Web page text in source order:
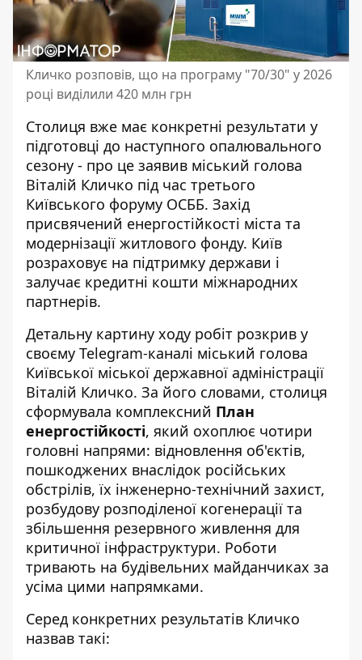
Кличко розповів, що на програму "70/30" у 2026
році виділили 420 млн грн
Столиця вже має конкретні результати у
підготовці до наступного опалювального
сезону - про це заявив міський голова
Віталій Кличко під час третього
Київського форуму ОСББ. Захід
присвячений енергостійкості міста та
модернізації житлового фонду. Київ
розраховує на підтримку держави і
залучає кредитні кошти міжнародних
партнерів.
Детальну картину ходу робіт розкрив у
своєму Telegram-каналі міський голова
Київської міської державної адміністрації
Віталій Кличко. За його словами, столиця
сформувала комплексний План
енергостійкості, який охоплює чотири
головні напрями: відновлення об'єктів,
пошкоджених внаслідок російських
обстрілів, їх інженерно-технічний захист,
розбудову розподіленої когенерації та
збільшення резервного живлення для
критичної інфраструктури. Роботи
тривають на будівельних майданчиках за
усіма цими напрямками.
Серед конкретних результатів Кличко
назвав такі: